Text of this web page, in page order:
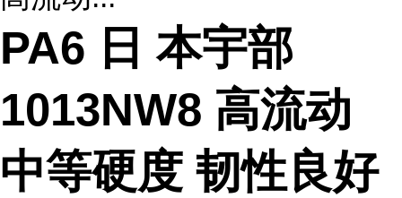
PA6 日 本宇部
1013NW8 高流动
中等硬度 韧性良好